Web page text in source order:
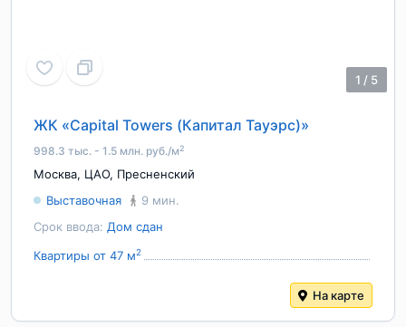
1 / 5
ЖК «Capital Towers (Капитал Тауэрс)»
998.3 тыс. - 1.5 млн. руб./м2
Москва, ЦАО, Пресненский
Срок ввода: Дом сдан
Выставочная 9 мин.
Квартиры от 47 м2
На карте